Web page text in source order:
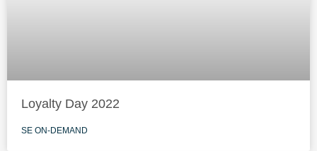
Loyalty Day 2022
SE ON-DEMAND